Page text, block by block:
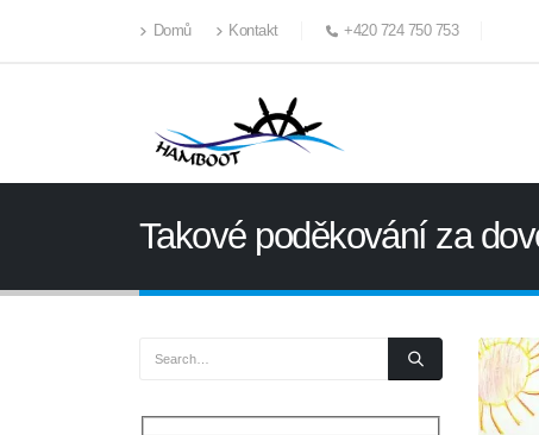
Domů Kontakt +420 724 750 753
Takové poděkování za